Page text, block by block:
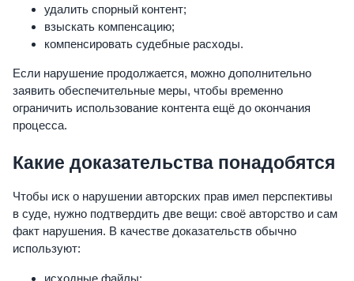
удалить спорный контент;
взыскать компенсацию;
компенсировать судебные расходы.
Если нарушение продолжается, можно дополнительно
заявить обеспечительные меры, чтобы временно
ограничить использование контента ещё до окончания
процесса.
Какие доказательства понадобятся
Чтобы иск о нарушении авторских прав имел перспективы
в суде, нужно подтвердить две вещи: своё авторство и сам
факт нарушения. В качестве доказательств обычно
используют:
исходные файлы;